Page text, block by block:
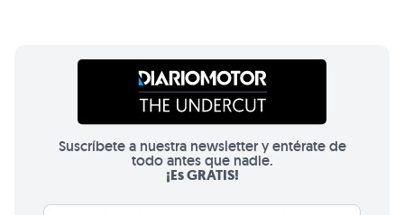
Suscríbete a nuestra newsletter y entérate de
todo antes que nadie.
¡Es GRATIS!